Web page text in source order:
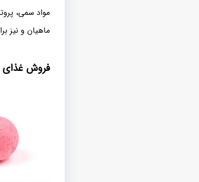
مواد سمی،
ماهیان و نیز
فروش غذای